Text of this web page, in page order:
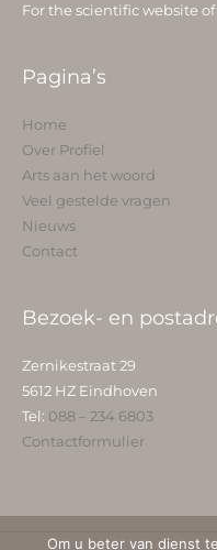
For the scientific website of
Pagina’s
Home
Over Profiel
Arts aan het woord
Veel gestelde vragen
Nieuws
Contact
Bezoek- en
Zernikestraat 29
5612 HZ Eindhoven
Tel: 088 – 234 6803
Contactformulier
Om u beter van dienst